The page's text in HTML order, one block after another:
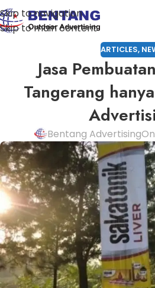
Skip to navigation
Skip to main content
ARTICLES,
Jasa
Tangerang
Bentang Advertising